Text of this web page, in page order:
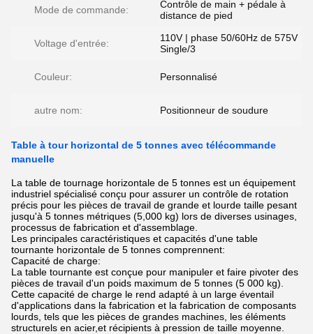
Mode de commande:
Contrôle de main + pédale à
distance de pied
Voltage d'entrée:
110V | phase 50/60Hz de 575V
Single/3
Couleur: Personnalisé
autre nom: Positionneur de soudure
Table à tour horizontal de 5 tonnes avec télécommande
manuelle
La table de tournage horizontale de 5 tonnes est un équipement
industriel spécialisé conçu pour assurer un contrôle de rotation
précis pour les pièces de travail de grande et lourde taille pesant
jusqu'à 5 tonnes métriques (5,000 kg) lors de diverses usinages,
processus de fabrication et d'assemblage.
Les principales caractéristiques et capacités d'une table
tournante horizontale de 5 tonnes comprennent:
Capacité de charge:
La table tournante est conçue pour manipuler et faire pivoter des
pièces de travail d'un poids maximum de 5 tonnes (5 000 kg).
Cette capacité de charge le rend adapté à un large éventail
d'applications dans la fabrication et la fabrication de composants
lourds, tels que les pièces de grandes machines, les éléments
structurels en acier,et récipients à pression de taille moyenne.